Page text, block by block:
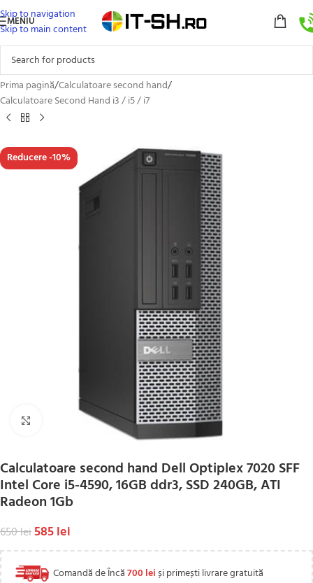
Skip to navigation
Skip to main content
MENIU
Prima pagină/Calculatoare second hand/
Calculatoare Second Hand i3 / i5 / i7
Reducere -10%
Click to enlarge
Calculatoare second hand Dell Optiplex 7020 SFF
Intel Core i5-4590, 16GB ddr3, SSD 240GB, ATI
Radeon 1Gb
650lei585lei
Comandă de Încă700 leiși primești livrare gratuită